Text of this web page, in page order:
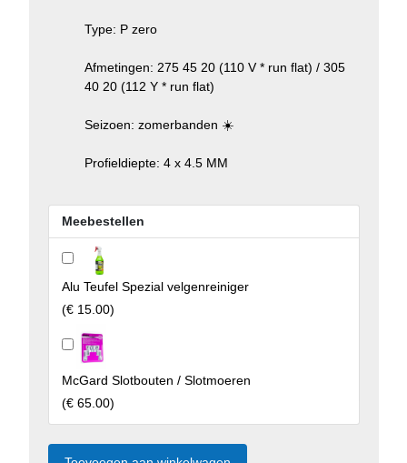
Type: P zero
Afmetingen: 275 45 20 (110 V * run flat) / 305
40 20 (112 Y * run flat)
Seizoen: zomerbanden ☀️
Profieldiepte: 4 x 4.5 MM
Meebestellen
Alu Teufel Spezial velgenreiniger
(€ 15.00)
McGard Slotbouten / Slotmoeren
(€ 65.00)